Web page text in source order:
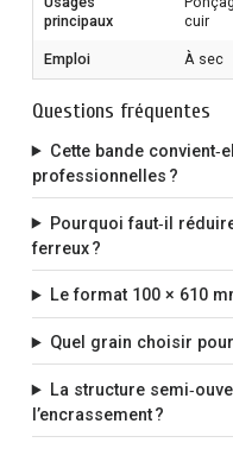
principaux
cuir
Emploi À sec
Questions fréquentes
Cette bande
professionnelles ?
Pourquoi faut‑il
ferreux ?
Le format 100 × 610
Quel grain choisir
La structure
l’encrassement ?